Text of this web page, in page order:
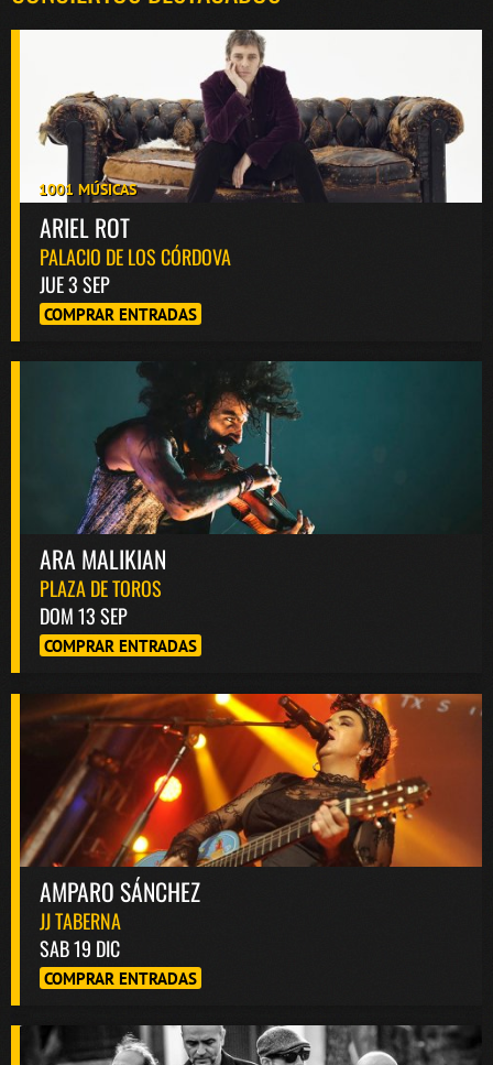
1001 MÚSICAS
ARIEL ROT
PALACIO DE LOS CÓRDOVA
JUE 3 SEP
COMPRAR ENTRADAS
ARA MALIKIAN
PLAZA DE TOROS
DOM 13 SEP
COMPRAR ENTRADAS
AMPARO SÁNCHEZ
JJ TABERNA
SAB 19 DIC
COMPRAR ENTRADAS